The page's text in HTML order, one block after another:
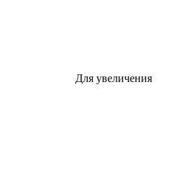
Для увеличения